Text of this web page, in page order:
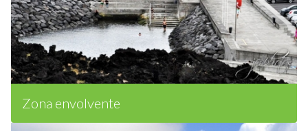
Zona envolvente